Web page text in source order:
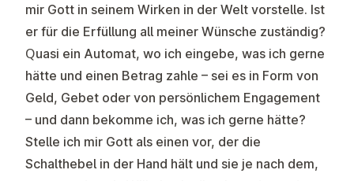
mir Gott in seinem Wirken in der Welt vorstelle. Ist
er für die Erfüllung all meiner Wünsche zuständig?
Quasi ein Automat, wo ich eingebe, was ich gerne
hätte und einen Betrag zahle – sei es in Form von
Geld, Gebet oder von persönlichem Engagement
– und dann bekomme ich, was ich gerne hätte?
Stelle ich mir Gott als einen vor, der die
Schalthebel in der Hand hält und sie je nach dem,